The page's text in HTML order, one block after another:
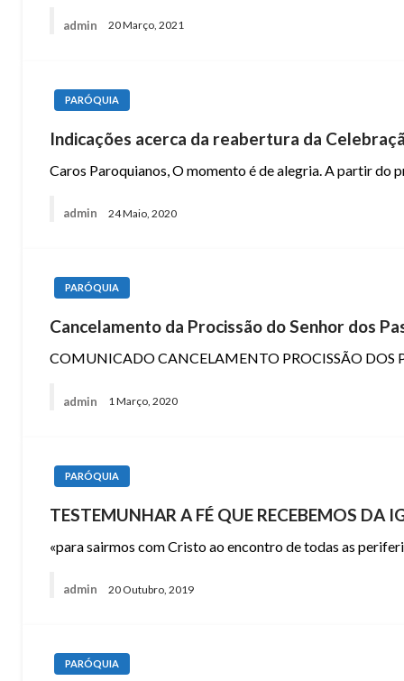
admin 20 Março, 2021
PARÓQUIA
Indicações acerca da reabertura da
Caros Paroquianos, O momento é de alegria. A partir do
admin 24 Maio, 2020
PARÓQUIA
Cancelamento da Procissão do Senhor dos
COMUNICADO CANCELAMENTO PROCISSÃO DOS
admin 1 Março, 2020
PARÓQUIA
TESTEMUNHAR A FÉ QUE RECEBEMOS DA
«para sairmos com Cristo ao encontro de todas as
admin 20 Outubro, 2019
PARÓQUIA